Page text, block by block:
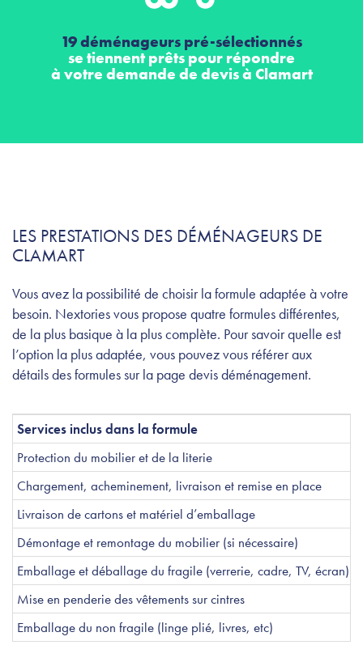
19 déménageurs pré-sélectionnés
se tiennent prêts pour répondre
à votre demande de devis à Clamart
LES PRESTATIONS DES DÉMÉNAGEURS DE
CLAMART
Vous avez la possibilité de choisir la formule adaptée à votre
besoin. Nextories vous propose quatre formules différentes,
de la plus basique à la plus complète. Pour savoir quelle est
l’option la plus adaptée, vous pouvez vous référer aux
détails des formules sur la page devis déménagement.
Services inclus dans la formule
Protection du mobilier et de la literie
Chargement, acheminement, livraison et remise en place
Livraison de cartons et matériel d’emballage
Démontage et remontage du mobilier (si nécessaire)
Emballage et déballage du fragile (verrerie, cadre, TV, écran)
Mise en penderie des vêtements sur cintres
Emballage du non fragile (linge plié, livres, etc)